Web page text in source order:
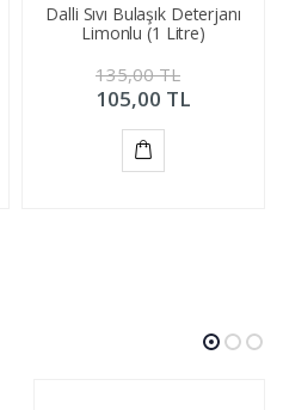
Dalli Sıvı Bulaşık Deterjanı
Limonlu (1 Litre)
135,00TL
105,00 TL